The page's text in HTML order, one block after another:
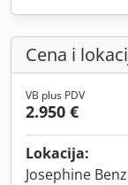
Cena i
VB plus PDV
2.950 €
Lokacija:
Josephine